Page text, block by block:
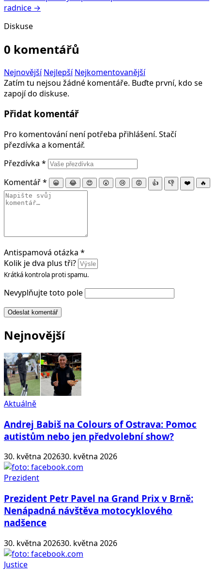
radnice →
Diskuse
0 komentářů
Nejnovější Nejlepší Nejkomentovanější
Zatím tu nejsou žádné komentáře. Buďte první, kdo se
zapojí do diskuse.
Přidat komentář
Pro komentování není potřeba přihlášení. Stačí
přezdívka a komentář.
Přezdívka *
Komentář* 😀 😂 😍 😮 😢 😡 👍 👎 ❤️ 🔥
Antispamová otázka *
Kolik je dva plus tři?
Krátká kontrola proti spamu.
Nevyplňujte toto pole
Odeslat komentář
Nejnovější
Aktuálně
Andrej Babiš na Colours of Ostrava: Pomoc
autistům nebo jen předvolební show?
30. května 202630. května 2026
Prezident
Prezident Petr Pavel na Grand Prix v Brně:
Nenápadná návštěva motocyklového
nadšence
30. května 202630. května 2026
Justice